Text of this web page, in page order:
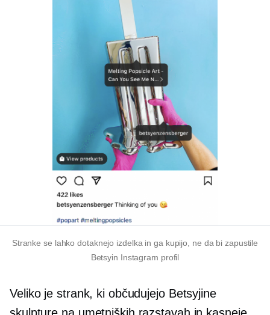
Stranke se lahko dotaknejo izdelka in ga kupijo, ne da bi zapustile
Betsyin Instagram profil
Veliko je strank, ki občudujejo Betsyjine